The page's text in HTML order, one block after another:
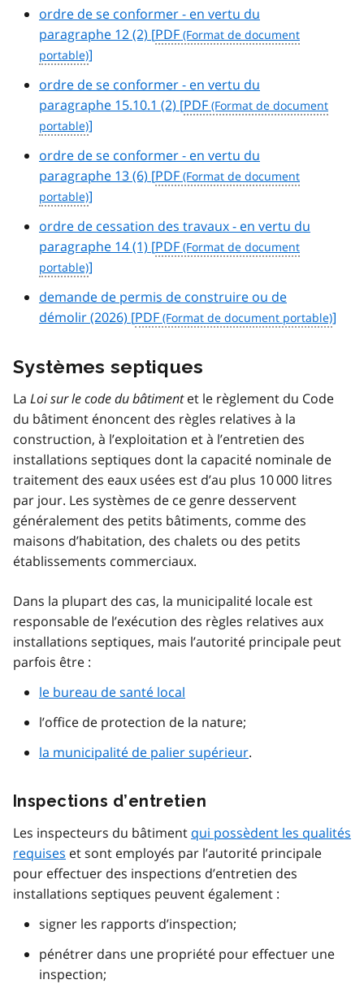
ordre de se conformer - en vertu du
paragraphe 12 (2) [PDF
]
ordre de se conformer - en vertu du
paragraphe 15.10.1 (2) [PDF
]
ordre de se conformer - en vertu du
paragraphe 13 (6) [PDF
]
ordre de cessation des travaux - en vertu du
paragraphe 14 (1) [PDF
]
demande de permis de construire ou de
démolir (2026) [PDF ]
Systèmes septiques
La Loi sur le code du bâtimentet le règlement du Code
du bâtiment énoncent des règles relatives à la
construction, à l’exploitation et à l’entretien des
installations septiques dont la capacité nominale de
traitement des eaux usées est d’au plus 10 000 litres
par jour. Les systèmes de ce genre desservent
généralement des petits bâtiments, comme des
maisons d’habitation, des chalets ou des petits
établissements commerciaux.
Dans la plupart des cas, la municipalité locale est
responsable de l’exécution des règles relatives aux
installations septiques, mais l’autorité principale peut
parfois être :
le bureau de santé local
l’office de protection de la nature;
la municipalité de palier supérieur.
Inspections d’entretien
Les inspecteurs du bâtiment qui possèdent les qualités
requises et sont employés par l’autorité principale
pour effectuer des inspections d’entretien des
installations septiques peuvent également :
signer les rapports d’inspection;
pénétrer dans une propriété pour effectuer une
inspection;